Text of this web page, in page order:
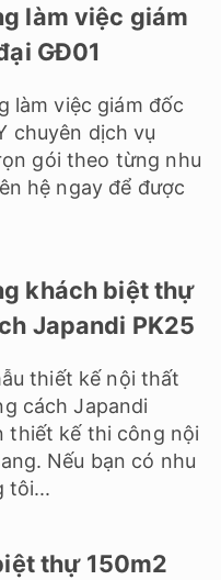
làm việc giám
GĐ01
làm việc giám đốc
chuyên dịch vụ
gói theo từng nhu
hệ ngay để được
khách biệt thự
Japandi PK25
thiết kế nội thất
cách Japandi
thiết kế thi công nội
Nếu bạn có nhu
tôi...
thự 150m2